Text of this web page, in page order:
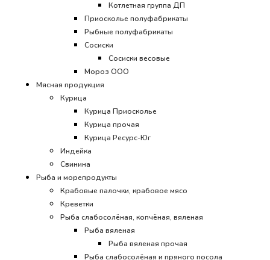
Котлетная группа ДП
Приосколье полуфабрикаты
Рыбные полуфабрикаты
Сосиски
Сосиски весовые
Мороз ООО
Мясная продукция
Курица
Курица Приосколье
Курица прочая
Курица Ресурс-Юг
Индейка
Свинина
Рыба и морепродукты
Крабовые палочки, крабовое мясо
Креветки
Рыба слабосолёная, копчёная, вяленая
Рыба вяленая
Рыба вяленая прочая
Рыба слабосолёная и пряного посола